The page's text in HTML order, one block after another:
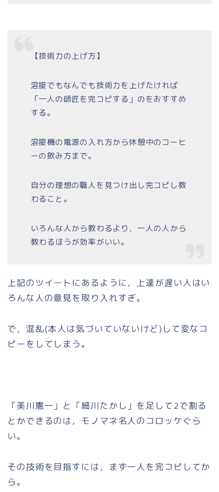
【技術力の上げ方】
溶接でもなんでも技術力を上げたければ
「一人の師匠を完コピする」のをおすすめ
する。
溶接機の電源の入れ方から休憩中のコーヒ
ーの飲み方まで。
自分の理想の職人を見つけ出し完コピし教
わること。
いろんな人から教わるより，一人の人から
教わるほうが効率がいい。
上記のツイートにあるように，上達が遅い人はい
ろんな人の意見を取り入れすぎ。
で，混乱(本人は気づいていないけど)して変なコ
ピーをしてしまう。
「美川憲一」と「細川たかし」を足して2で割る
とかできるのは，モノマネ名人のコロッケぐら
い。
その技術を目指すには，まず一人を完コピしてか
ら。